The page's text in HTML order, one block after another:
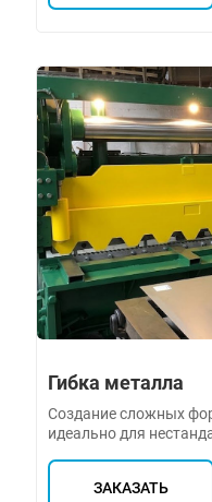
Гибка металла
Создание сложных
идеально для
ЗАКАЗАТЬ